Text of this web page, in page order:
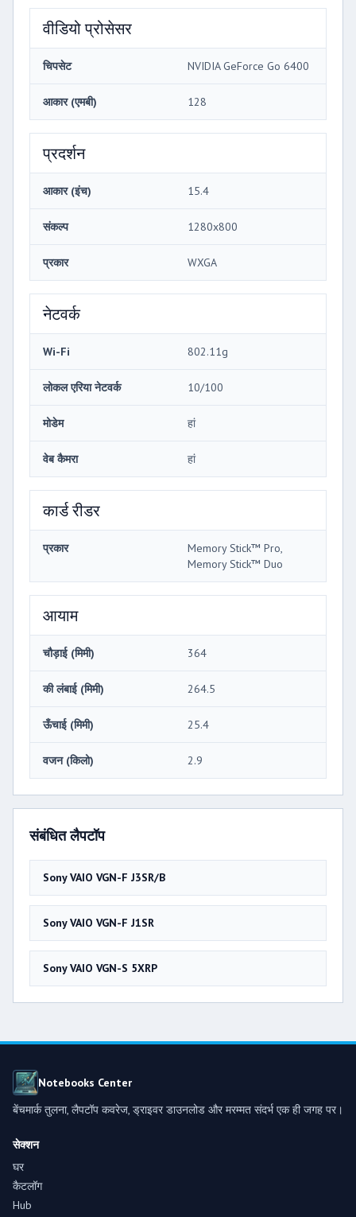
वीडियो प्रोसेसर
चिपसेट NVIDIA GeForce Go 6400
आकार (एमबी) 128
प्रदर्शन
आकार (इंच) 15.4
संकल्प 1280x800
प्रकार WXGA
नेटवर्क
Wi-Fi 802.11g
लोकल एरिया नेटवर्क 10/100
मोडेम हां
वेब कैमरा हां
कार्ड रीडर
प्रकार
Memory Stick™ Pro,
Memory Stick™ Duo
आयाम
चौड़ाई (मिमी) 364
की लंबाई (मिमी) 264.5
ऊँचाई (मिमी) 25.4
वजन (किलो) 2.9
संबंधित लैपटॉप
Sony VAIO VGN-F J3SR/B
Sony VAIO VGN-F J1SR
Sony VAIO VGN-S 5XRP
Notebooks Center
बेंचमार्क तुलना, लैपटॉप कवरेज, ड्राइवर डाउनलोड और मरम्मत संदर्भ एक ही जगह पर।
सेक्शन
घर
कैटलॉग
Hub